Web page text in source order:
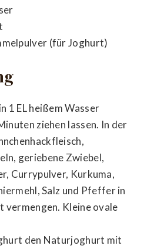
(für Joghurt)
1 EL heißem Wasser
ziehen lassen. In der
geriebene Zwiebel,
Currypulver, Kurkuma,
Salz und Pfeffer in
vermengen. Kleine ovale
den Naturjoghurt mit